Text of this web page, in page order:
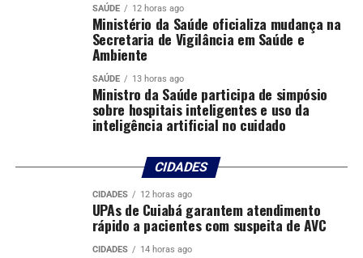
SAÚDE 12 horas ago
Ministério da Saúde oficializa mudança na
Secretaria de Vigilância em Saúde e
Ambiente
SAÚDE 13 horas ago
Ministro da Saúde participa de simpósio
sobre hospitais inteligentes e uso da
inteligência artificial no cuidado
CIDADES
CIDADES 12 horas ago
UPAs de Cuiabá garantem atendimento
rápido a pacientes com suspeita de AVC
CIDADES 14 horas ago